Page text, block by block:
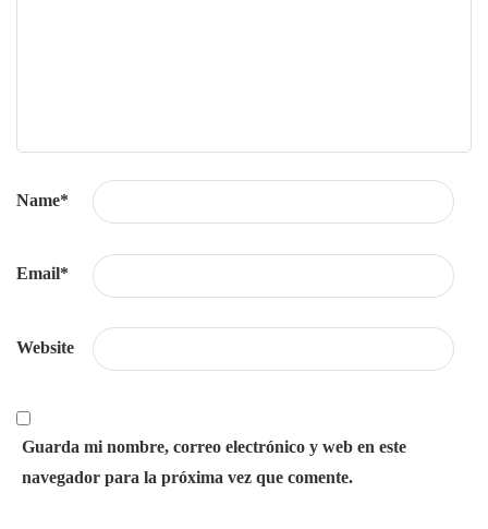
Name*
Email*
Website
Guarda mi nombre, correo electrónico y web en este
navegador para la próxima vez que comente.